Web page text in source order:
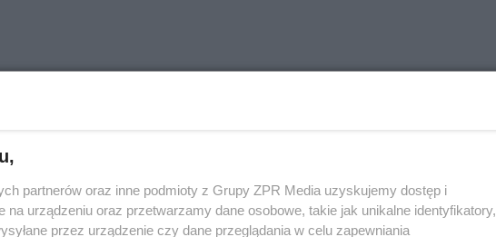
partnerów oraz inne podmioty z Grupy ZPR Media uzyskujemy dostęp i
na urządzeniu oraz przetwarzamy dane osobowe, takie jak unikalne identyfikatory,
przez urządzenie czy dane przeglądania w celu zapewniania